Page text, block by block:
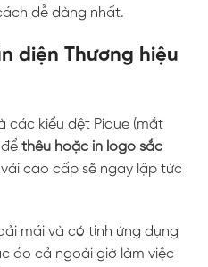
dễ dàng nhất.
diện Thương hiệu
các kiểu dệt Pique (mắt
đểthêu hoặc in logo sắc
cao cấp sẽ ngay lập tức
mái và có tính ứng dụng
áo cả ngoài giờ làm việc